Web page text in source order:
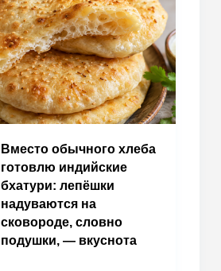
Вместо обычного хлеба
готовлю индийские
бхатури: лепёшки
надуваются на
сковороде, словно
подушки, — вкуснота